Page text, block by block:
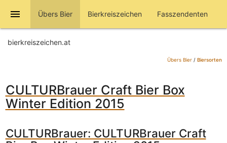
menu Übers Bier Bierkreiszeichen Fasszendenten
bierkreiszeichen.at
Übers Bier/ Biersorten
CULTURBrauer Craft Bier Box
Winter Edition 2015
CULTURBrauer: CULTURBrauer Craft